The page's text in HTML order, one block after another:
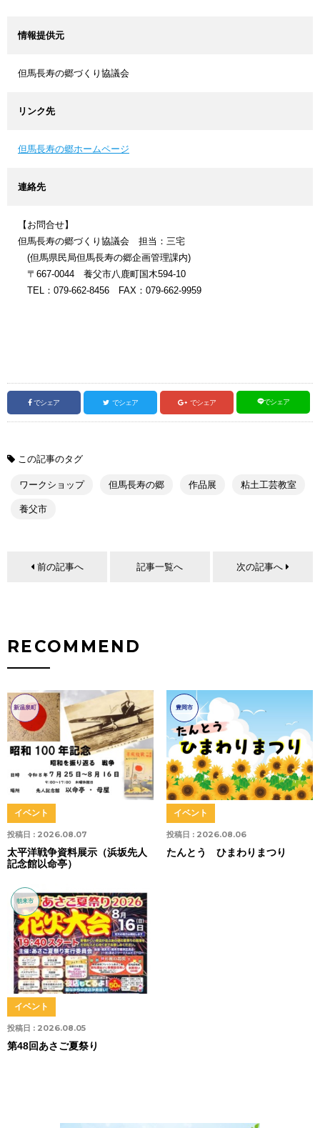
情報提供元
但馬長寿の郷づくり協議会
リンク先
但馬長寿の郷ホームページ
連絡先
【お問合せ】
但馬長寿の郷づくり協議会 担当：三宅
(但馬県民局但馬長寿の郷企画管理課内)
〒667-0044 養父市八鹿町国木594-10
TEL：079-662-8456 FAX：079-662-9959
でシェア でシェア でシェア でシェア
この記事のタグ
ワークショップ 但馬長寿の郷 作品展 粘土工芸教室
養父市
前の記事へ 記事一覧へ 次の記事へ
RECOMMEND
新温泉町
投稿日 : 2026.08.07
イベント
太平洋戦争資料展示（浜坂先人
記念館以命亭）
豊岡市
投稿日 : 2026.08.06
イベント
たんとう ひまわりまつり
朝来市
投稿日 : 2026.08.05
イベント
第48回あさご夏祭り